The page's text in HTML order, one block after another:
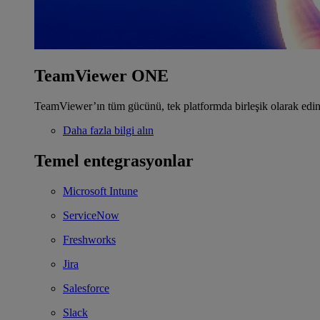
TeamViewer ONE
TeamViewer’ın tüm gücünü, tek platformda birleşik olarak
Daha fazla bilgi alın
Temel entegrasyonlar
Microsoft Intune
ServiceNow
Freshworks
Jira
Salesforce
Slack